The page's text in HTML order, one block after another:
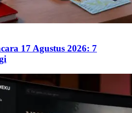
17 Agustus 2026: 7